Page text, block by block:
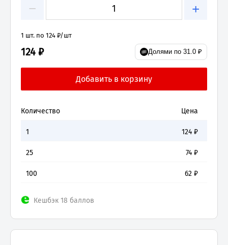
− +
1 шт. по 124 ₽/шт
124 ₽ Долями по 31.0 ₽
Количество Цена
1 124 ₽
25 74 ₽
100 62 ₽
Кешбэк 18 баллов